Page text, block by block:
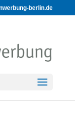
berlin.de